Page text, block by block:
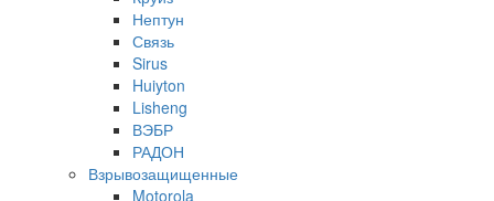
Нептун
Связь
Sirus
Huiyton
Lisheng
ВЭБР
РАДОН
Взрывозащищенные
Motorola